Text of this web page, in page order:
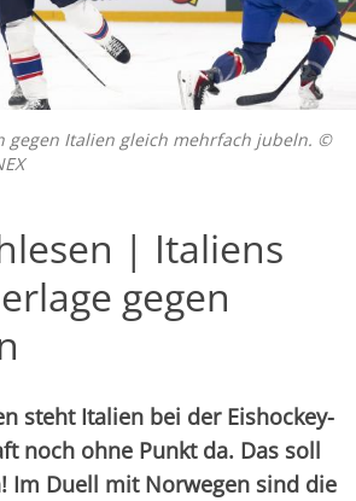
gegen Italien gleich mehrfach jubeln. ©
| Italiens
gegen
steht Italien bei der Eishockey-
noch ohne Punkt da. Das soll
Im Duell mit Norwegen sind die